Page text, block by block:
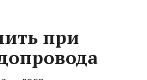
при